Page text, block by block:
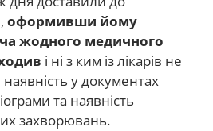
оформивши йому
жодного медичного
і ні з ким із лікарів не
у документах
та наявність
захворювань.